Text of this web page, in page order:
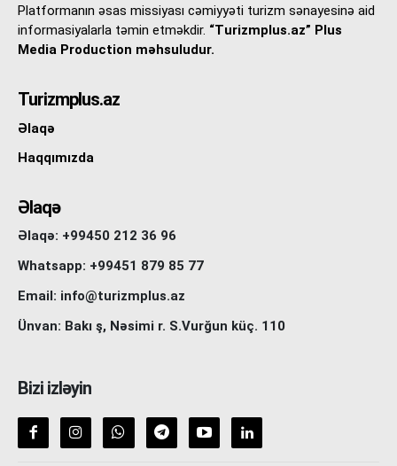
Platformanın əsas missiyası cəmiyyəti turizm sənayesinə aid
informasiyalarla təmin etməkdir. “Turizmplus.az” Plus
Media Production məhsuludur.
Turizmplus.az
Əlaqə
Haqqımızda
Əlaqə
Əlaqə: +99450 212 36 96
Whatsapp: +99451 879 85 77
Email: info@turizmplus.az
Ünvan: Bakı ş, Nəsimi r. S.Vurğun küç. 110
Bizi izləyin